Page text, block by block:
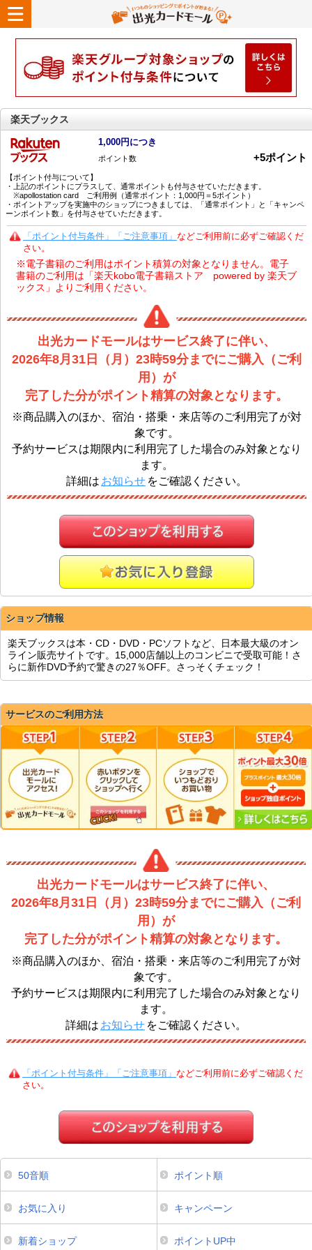
楽天ブックス
1,000円につき
ポイント数 +5ポイント
【ポイント付与について】
・上記のポイントにプラスして、通常ポイントも付与させていただきます。
※apollostation card ご利用例（通常ポイント：1,000円＝5ポイント）
・ポイントアップを実施中のショップにつきましては、「通常ポイント」と「キャンペ
ーンポイント数」を付与させていただきます。
「ポイント付与条件」「ご注意事項」 などご利用前に必ずご確認くだ
さい。
※電子書籍のご利用はポイント積算の対象となりません。電子
書籍のご利用は「楽天kobo電子書籍ストア powered by 楽天ブ
ックス」よりご利用ください。
出光カードモールはサービス終了に伴い、
2026年8月31日（月）23時59分までにご購入（ご利
用）が
完了した分がポイント精算の対象となります。
※商品購入のほか、宿泊・搭乗・来店等のご利用完了が対
象です。
予約サービスは期限内に利用完了した場合のみ対象となり
ます。
詳細は お知らせ をご確認ください。
ショップ情報
楽天ブックスは本・CD・DVD・PCソフトなど、日本最大級のオン
ライン販売サイトです。15,000店舗以上のコンビニで受取可能！さ
らに新作DVD予約で驚きの27％OFF。さっそくチェック！
サービスのご利用方法
出光カードモールはサービス終了に伴い、
2026年8月31日（月）23時59分までにご購入（ご利
用）が
完了した分がポイント精算の対象となります。
※商品購入のほか、宿泊・搭乗・来店等のご利用完了が対
象です。
予約サービスは期限内に利用完了した場合のみ対象となり
ます。
詳細は お知らせ をご確認ください。
「ポイント付与条件」「ご注意事項」 などご利用前に必ずご確認くだ
さい。
50音順 ポイント順
お気に入り キャンペーン
新着ショップ ポイントUP中